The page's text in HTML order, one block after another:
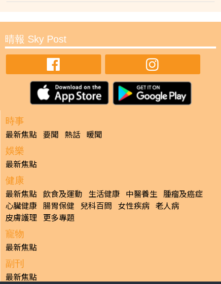
晴報 Sky Post
時事
最新焦點 要聞 熱話 暖聞
娛樂
最新焦點
健康
最新焦點 飲食及運動 生活健康 中醫養生 腫瘤及癌症
心臟健康 腸胃保健 兒科百問 女性疾病 老人病
皮膚護理 更多專題
寵物
最新焦點
副刊
最新焦點